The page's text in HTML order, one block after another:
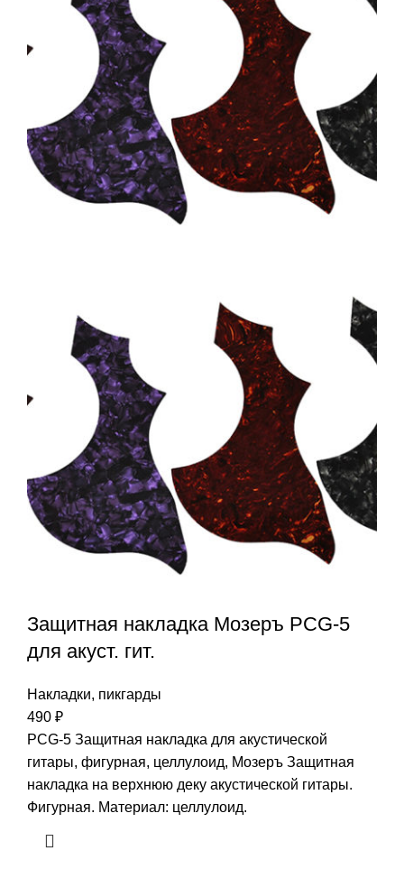
Защитная накладка Мозеръ PCG-5
для акуст. гит.
Накладки, пикгарды
490 ₽
PCG-5 Защитная накладка для акустической
гитары, фигурная, целлулоид, Мозеръ Защитная
накладка на верхнюю деку акустической гитары.
Фигурная. Материал: целлулоид.